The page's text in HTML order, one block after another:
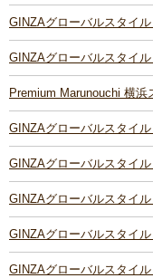
GINZAグローバルスタイ
GINZAグローバルスタイ
Premium Marunouchi 横浜
GINZAグローバルスタイ
GINZAグローバルスタイ
GINZAグローバルスタイ
GINZAグローバルスタイ
GINZAグローバルスタイ